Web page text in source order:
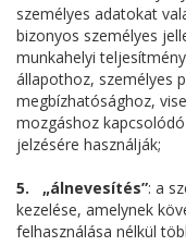
személyes adatokat
bizonyos személyes
munkahelyi
állapothoz, személyes
megbízhatósághoz,
mozgáshoz
jelzésére használják;
5. „álnevesítés”: a
kezelése, amelynek
felhasználása nélkül